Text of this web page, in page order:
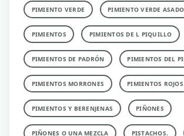
PIMIENTO VERDE PIMIENTO VERDE ASADO
PIMIENTOS PIMIENTOS DE L PIQUILLO
PIMIENTOS DE PADRÓN PIMIENTOS DEL
PIMIENTOS MORRONES PIMIENTOS ROJOS
PIMIENTOS Y BERENJENAS PIÑONES
PIÑONES O UNA MEZCLA PISTACHOS.